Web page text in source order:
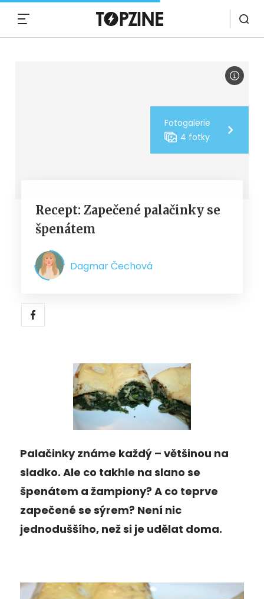
Fotogalerie
4 fotky
Recept: Zapečené palačinky se
špenátem
Dagmar Čechová
Palačinky známe každý – většinou na
sladko. Ale co takhle na slano se
špenátem a žampiony? A co teprve
zapečené se sýrem? Není nic
jednoduššího, než si je udělat doma.